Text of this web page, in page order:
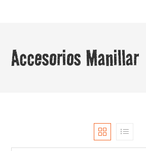
Accesorios Manillar